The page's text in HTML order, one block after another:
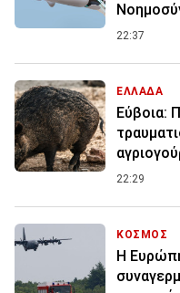
22:37
ΕΛΛΑΔΑ
Εύβοια:
22:29
ΚΟΣΜΟΣ
Η